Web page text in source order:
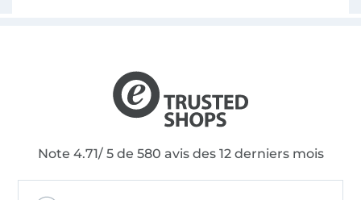
Note 4.71/ 5 de 580 avis des 12 derniers mois